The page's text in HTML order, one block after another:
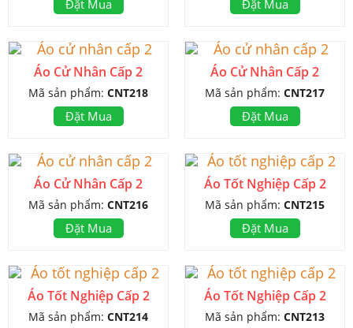
Đặt Mua Đặt Mua
Áo Cử Nhân Cấp 2
Mã sản phẩm: CNT218
Đặt Mua
Áo Cử Nhân Cấp 2
Mã sản phẩm: CNT217
Đặt Mua
Áo Cử Nhân Cấp 2
Mã sản phẩm: CNT216
Đặt Mua
Áo Tốt Nghiệp Cấp 2
Mã sản phẩm: CNT215
Đặt Mua
Áo Tốt Nghiệp Cấp 2
Mã sản phẩm: CNT214
Áo Tốt Nghiệp Cấp 2
Mã sản phẩm: CNT213